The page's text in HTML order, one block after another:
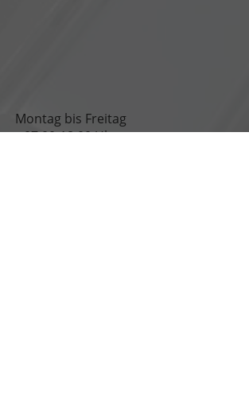
Montag bis Freitag
07:00-18:00 Uhr